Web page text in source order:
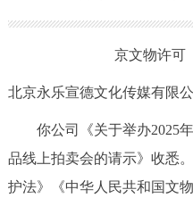
京文物许可
北京永乐宣德文化传媒有限公
你公司《关于举办2025年
品线上拍卖会的请示》收悉
护法》《中华人民共和国文